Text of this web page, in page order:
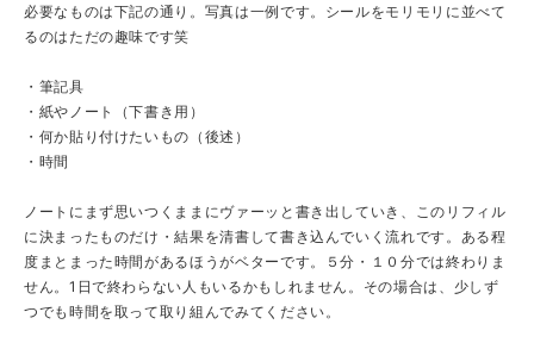
必要なものは下記の通り。写真は一例です。シールをモリモリに並べて
るのはただの趣味です笑
・筆記具
・紙やノート（下書き用）
・何か貼り付けたいもの（後述）
・時間
ノートにまず思いつくままにヴァーッと書き出していき、このリフィル
に決まったものだけ・結果を清書して書き込んでいく流れです。ある程
度まとまった時間があるほうがベターです。５分・１０分では終わりま
せん。1日で終わらない人もいるかもしれません。その場合は、少しず
つでも時間を取って取り組んでみてください。